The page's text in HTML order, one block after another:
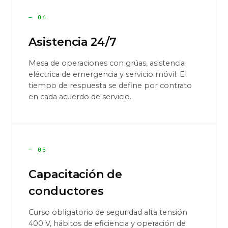
— 04
Asistencia 24/7
Mesa de operaciones con grúas, asistencia
eléctrica de emergencia y servicio móvil. El
tiempo de respuesta se define por contrato
en cada acuerdo de servicio.
— 05
Capacitación de
conductores
Curso obligatorio de seguridad alta tensión
400 V, hábitos de eficiencia y operación de